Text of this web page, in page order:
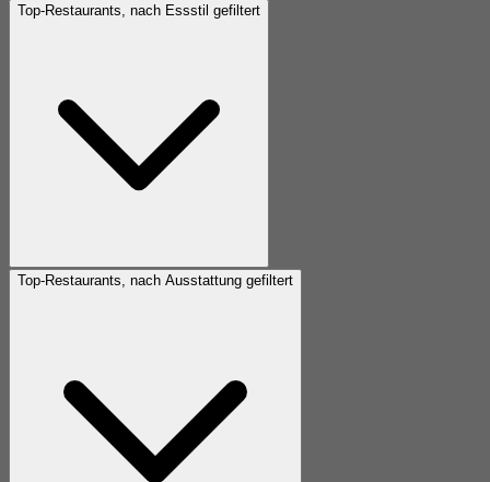
Top-Restaurants, nach Essstil gefiltert
Top-Restaurants, nach Ausstattung gefiltert